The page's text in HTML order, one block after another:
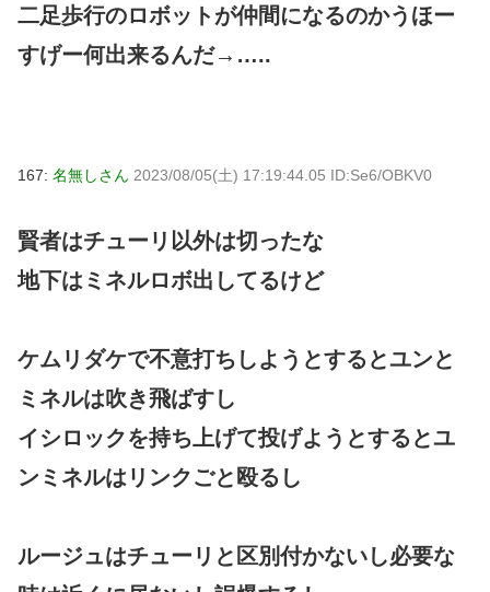
二足歩行のロボットが仲間になるのかうほー
すげー何出来るんだ→…..
167: 名無しさん 2023/08/05(土) 17:19:44.05 ID:Se6/OBKV0
賢者はチューリ以外は切ったな
地下はミネルロボ出してるけど
ケムリダケで不意打ちしようとするとユンと
ミネルは吹き飛ばすし
イシロックを持ち上げて投げようとするとユ
ンミネルはリンクごと殴るし
ルージュはチューリと区別付かないし必要な